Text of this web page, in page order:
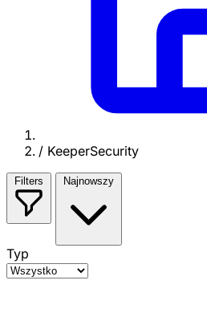
/ KeeperSecurity
Filters Najnowszy
Typ